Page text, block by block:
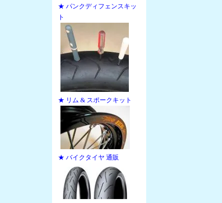
★ パンクディフェンスキッ
ト
★ リム & スポークキット
★ バイクタイヤ 通販